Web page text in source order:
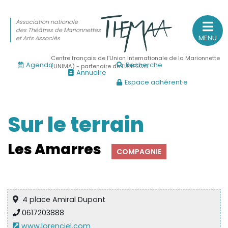
Sur le feu
(Actualités, annonces, vie professionnelle)
(Agenda, spectacles, événements des adhérents)
Sur le fond
(Fonctionnement, gouvernance, groupes de travail,
MENU
Association nationale
des Théâtres de Marionnettes
et Arts Associés
Centre français de l’Union Internationale de la Marionnette
(UNIMA) - partenaire de l’UNESCO
Agenda
Annuaire
Recherche
Espace adhérent·e
Sur le terrain
Les Amarres COMPAGNIE
4 place Amiral Dupont
0617203888
www.lorenciel.com